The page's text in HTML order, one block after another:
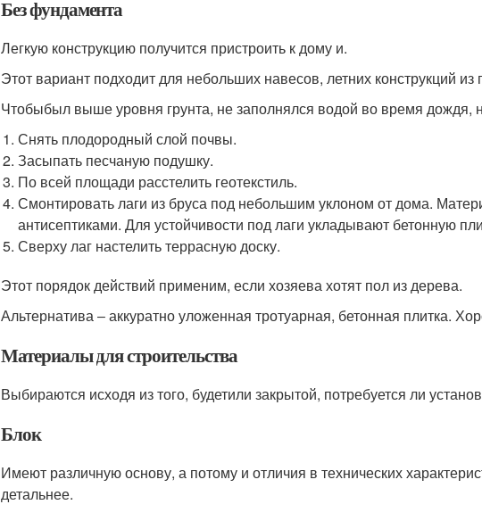
Без фундамента
Легкую конструкцию получится пристроить к дому и.
Этот вариант подходит для небольших навесов, летних конструкций из
Чтобыбыл выше уровня грунта, не заполнялся водой во время дождя,
Снять плодородный слой почвы.
Засыпать песчаную подушку.
По всей площади расстелить геотекстиль.
Смонтировать лаги из бруса под небольшим уклоном от дома.
антисептиками. Для устойчивости под лаги укладывают бетонную
Сверху лаг настелить террасную доску.
Этот порядок действий применим, если хозяева хотят пол из дерева.
Альтернатива ‒ аккуратно уложенная тротуарная, бетонная плитка.
Материалы для строительства
Выбираются исходя из того, будетили закрытой, потребуется ли
Блок
Имеют различную основу, а потому и отличия в технических
детальнее.